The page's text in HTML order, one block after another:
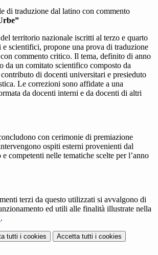
di traduzione dal latino con commento
territorio nazionale iscritti al terzo e quarto
e scientifici, propone una prova di traduzione
commento critico. Il tema, definito di anno
da un comitato scientifico composto da
di docenti universitari e presieduto
Le correzioni sono affidate a una
da docenti interni e da docenti di altri
con cerimonie di premiazione
ospiti esterni provenienti dal
competenti nelle tematiche scelte per l’anno
terzi da questo utilizzati si avvalgono di
ed utili alle finalità illustrate nella
.
tutti i cookies Accetta tutti i cookies